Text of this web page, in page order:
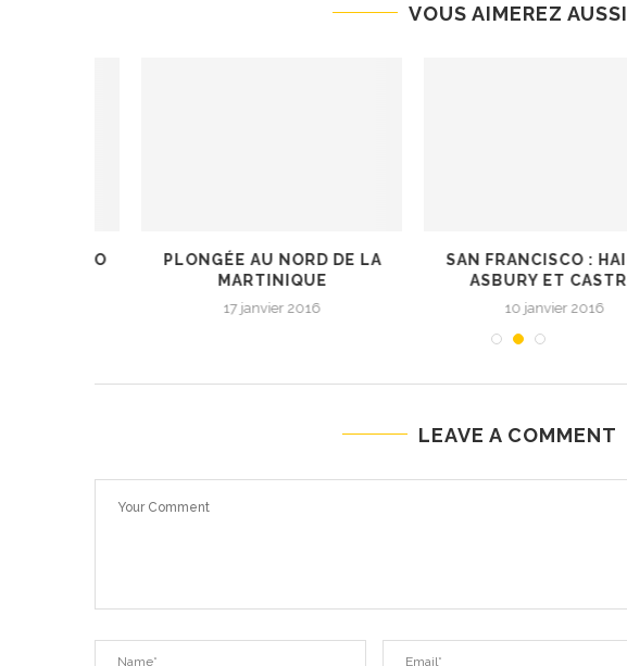
VOUS AIMEREZ AUSSI
PLONGÉE AU NORD DE LA
MARTINIQUE
17 janvier 2016
SAN FRANCISCO : HAIGHT
ASBURY ET CASTRO
10 janvier 2016
LEAVE A COMMENT